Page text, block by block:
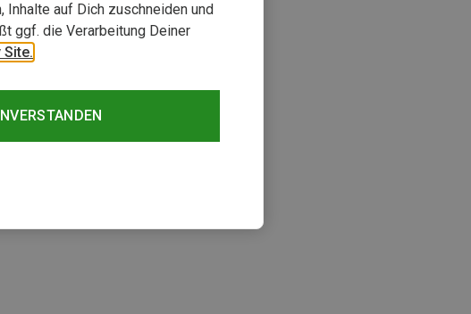
auf Dich zuschneiden und
ggf. die Verarbeitung Deiner
Site.